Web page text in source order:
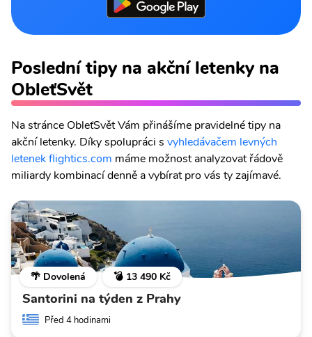
Poslední tipy na akční letenky na
ObleťSvět
Na stránce ObleťSvět Vám přinášíme pravidelné tipy na
akční letenky. Díky spolupráci s vyhledávačem levných
letenek flightics.com máme možnost analyzovat řádově
miliardy kombinací denně a vybírat pro vás ty zajímavé.
🌴 Dovolená 💣 13 490 Kč
Santorini na týden z Prahy
Před 4 hodinami